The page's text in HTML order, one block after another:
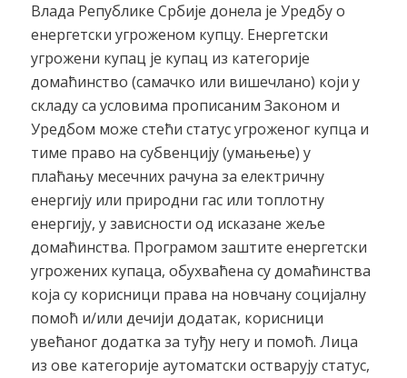
Влада Републике Србије донела је Уредбу о
енергетски угроженом купцу. Енергетски
угрожени купац је купац из категорије
домаћинство (самачко или вишечланo) који у
складу са условима прописаним Законом и
Уредбом може стећи статус угроженог купца и
тиме право на субвенцију (умањење) у
плаћању месечних рачуна за електричну
енергију или природни гас или топлотну
енергију, у зависности од исказане жеље
домаћинства. Програмом заштите енергетски
угрожених купаца, обухваћена су домаћинства
која су корисници права на новчану социјалну
помоћ и/или дечији додатак, корисници
увећаног додатка за туђу негу и помоћ. Лица
из ове категорије аутоматски остварују статус,